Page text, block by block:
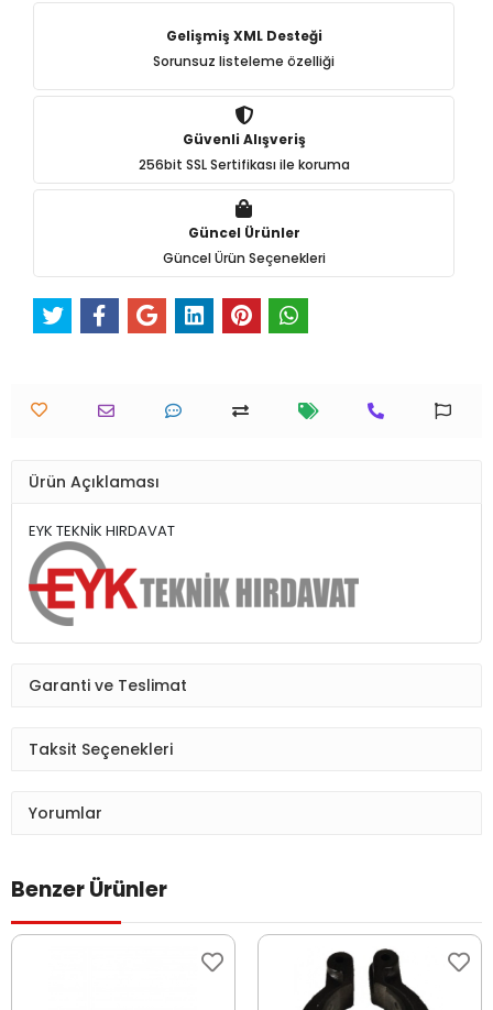
Gelişmiş XML Desteği
Sorunsuz listeleme özelliği
Güvenli Alışveriş
256bit SSL Sertifikası ile koruma
Güncel Ürünler
Güncel Ürün Seçenekleri
Ürün Açıklaması
EYK TEKNİK HIRDAVAT
Garanti ve Teslimat
Taksit Seçenekleri
Yorumlar
Benzer Ürünler